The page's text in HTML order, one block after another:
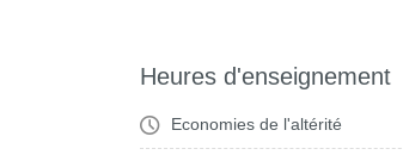
Heures d'enseignement
Economies de l'altérité